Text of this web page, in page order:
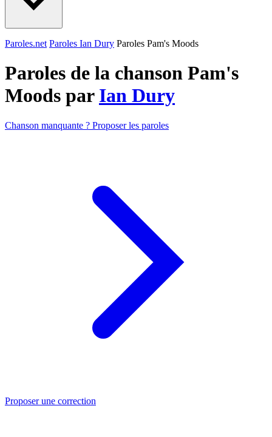
Paroles.net Paroles Ian Dury Paroles Pam's Moods
Paroles de la chanson Pam's
Moods par Ian Dury
Chanson manquante ? Proposer les paroles
Proposer une correction